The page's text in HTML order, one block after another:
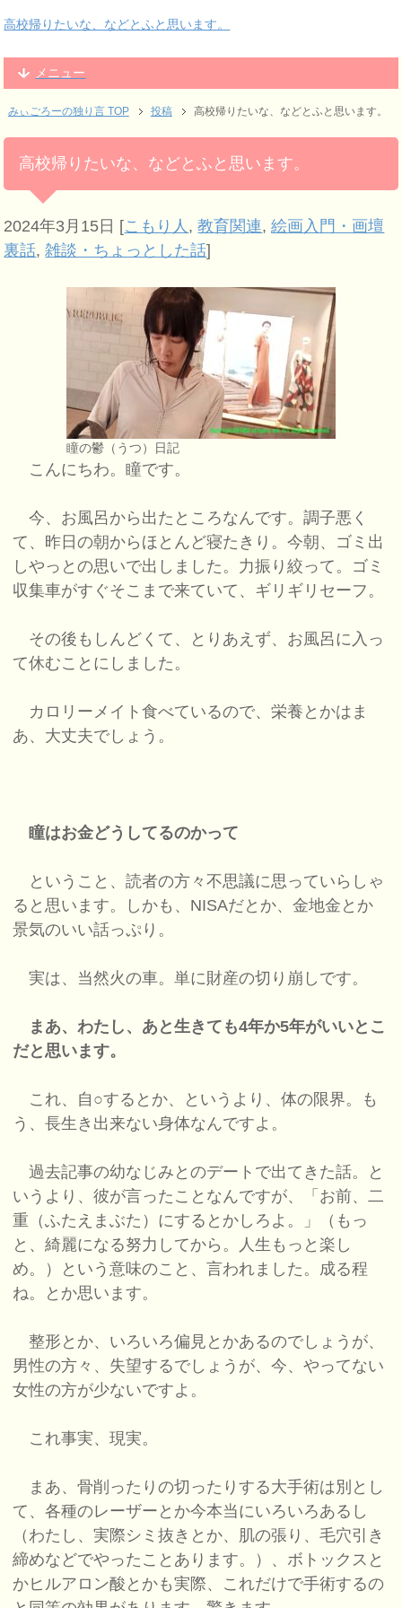
高校帰りたいな、などとふと思います。
メニュー
みぃごろーの独り言 TOP 投稿 高校帰りたいな、などとふと思います。
高校帰りたいな、などとふと思います。
2024年3月15日 [こもり人 ,教育関連,絵画入門・画壇
裏話,雑談・ちょっとした話]
瞳の鬱（うつ）日記
こんにちわ。瞳です。
今、お風呂から出たところなんです。調子悪く
て、昨日の朝からほとんど寝たきり。今朝、ゴミ出
しやっとの思いで出しました。力振り絞って。ゴミ
収集車がすぐそこまで来ていて、ギリギリセーフ。
その後もしんどくて、とりあえず、お風呂に入っ
て休むことにしました。
カロリーメイト食べているので、栄養とかはま
あ、大丈夫でしょう。
瞳はお金どうしてるのかって
ということ、読者の方々不思議に思っていらしゃ
ると思います。しかも、NISAだとか、金地金とか
景気のいい話っぷり。
実は、当然火の車。単に財産の切り崩しです。
まあ、わたし、あと生きても4年か5年がいいとこ
だと思います。
これ、自○するとか、というより、体の限界。も
う、長生き出来ない身体なんですよ。
過去記事の幼なじみとのデートで出てきた話。と
いうより、彼が言ったことなんですが、「お前、二
重（ふたえまぶた）にするとかしろよ。」（もっ
と、綺麗になる努力してから。人生もっと楽し
め。）という意味のこと、言われました。成る程
ね。とか思います。
整形とか、いろいろ偏見とかあるのでしょうが、
男性の方々、失望するでしょうが、今、やってない
女性の方が少ないですよ。
これ事実、現実。
まあ、骨削ったりの切ったりする大手術は別とし
て、各種のレーザーとか今本当にいろいろあるし
（わたし、実際シミ抜きとか、肌の張り、毛穴引き
締めなどでやったことあります。）、ボトックスと
かヒルアロン酸とかも実際、これだけで手術するの